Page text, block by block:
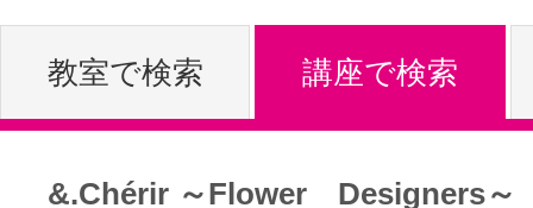
体験レッス
やりたいこ
教室で検索 講座で検索
&.Chérir ～Flower Designers